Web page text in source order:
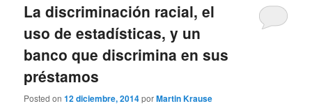
La discriminación racial, el
uso de estadísticas, y un
banco que discrimina en sus
préstamos
Posted on12 diciembre, 2014porMartin Krause